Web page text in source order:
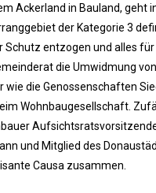
Ackerland in Bauland, geht
der Kategorie 3
entzogen und alles
die Umwidmung
die Genossenschaften
Wohnbaugesellschaft.
und Mitglied des
Causa zusammen.